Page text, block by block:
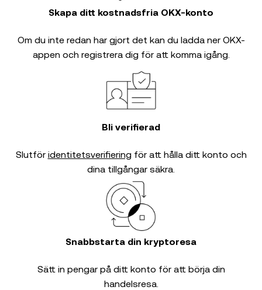
Skapa ditt kostnadsfria OKX-konto
Om du inte redan har gjort det kan du ladda ner OKX-
appen och registrera dig för att komma igång.
Bli verifierad
Slutför identitetsverifiering för att hålla ditt konto och
dina tillgångar säkra.
Snabbstarta din kryptoresa
Sätt in pengar på ditt konto för att börja din
handelsresa.